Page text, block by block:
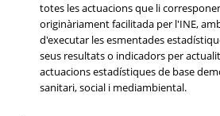
totes les actuacions que li
originàriament facilitada per l'INE,
d'executar les esmentades
seus resultats o indicadors per
actuacions estadístiques de base
sanitari, social i mediambiental.